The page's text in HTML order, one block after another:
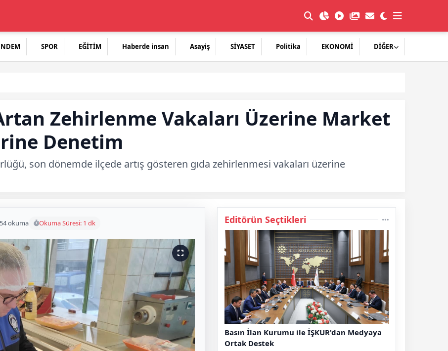
SPOR EĞİTİM Haberde insan Asayiş SİYASET Politika EKONOMİ DİĞER
Zehirlenme Vakaları Üzerine Market
Denetim
son dönemde ilçede artış gösteren gıda zehirlenmesi vakaları üzerine
okuma Okuma Süresi: 1 dk Editörün Seçtikleri
Basın İlan Kurumu ile İŞKUR'dan Medyaya
Ortak Destek